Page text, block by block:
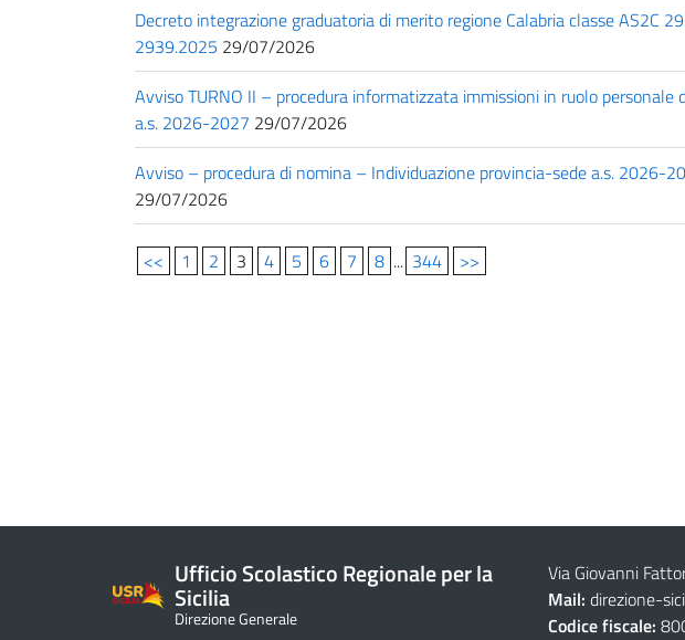
Decreto integrazione graduatoria di merito regione Calabria classe AS2C
2939.2025 29/07/2026
Avviso TURNO II – procedura informatizzata immissioni in ruolo personale
a.s. 2026-2027 29/07/2026
Avviso – procedura di nomina – Individuazione provincia-sede a.s. 2026-
29/07/2026
<< 1 2 3 4 5 6 7 8 ... 344 >>
Ufficio Scolastico Regionale per la
Sicilia
Direzione Generale
Via Giovanni
Mail: direzione-
Codice fiscale: